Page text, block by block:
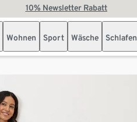
10% Newsletter Rabatt
Wohnen Sport Wäsche Schlafen